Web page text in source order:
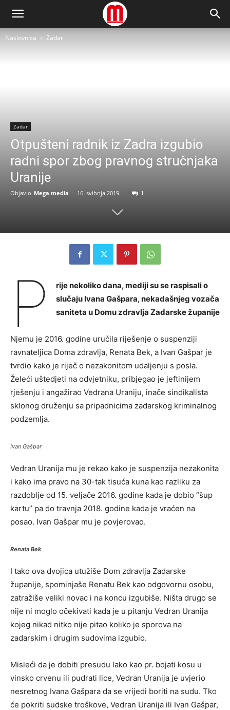
Naslovnica Zadar
Zadar
Otpušteni radnik iz Zadra izgubio
radni spor zbog pravnog stručnjaka
Uranije
Objavio Mega media - 16. svibnja 2019. 1
P
rije nekoliko dana, mediji su se raspisali o
slučaju Ivana Gašpara, nekadašnjeg vozača
saniteta u Domu zdravlja Zadarske županije
Njemu je 2016. godine uručila riješenje o suspenziji
ravnateljica Doma zdravlja, Renata Bek, a Ivan Gašpar je
tvrdio kako je riječ o nezakonitom udaljenju s posla.
Želeći uštedjeti na odvjetniku, pribjegao je jeftinijem
rješenju i angažirao Vedrana Uraniju, inače sindikalista
sklonog druženju sa pripadnicima zadarskog kriminalnog
podzemlja.
Ivan Gašpar
Vedran Uranija mu je rekao kako je suspenzija nezakonita
i kako ima pravo na 30-tak tisuća kuna kao razliku za
razdoblje od 15. veljače 2016. godine kada je dobio “šup
kartu” pa do travnja 2018. godine kada je vraćen na
posao. Ivan Gašpar mu je povjerovao.
Renata Bek
I tako ova dvojica utužiše Dom zdravlja Zadarske
županije, spominjaše Renatu Bek kao odgovornu osobu,
zatražiše veliki novac i na koncu izgubiše. Ništa drugo se
nije ni moglo očekivati kada je u pitanju Vedran Uranija
kojeg nikad nitko nije pitao koliko je sporova na
zadarskim i drugim sudovima izgubio.
Misleći da je dobiti presudu lako kao pr. bojati kosu u
vinsko crvenu ili pudrati lice, Vedran Uranija je uvjerio
nesretnog Ivana Gašpara da se vrijedi boriti na sudu. Tko
će pokriti sudske troškove, Vedran Uranija ili Ivan Gašpar,